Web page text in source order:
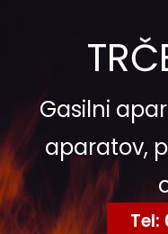
Gasilni
aparatov,
Tel: